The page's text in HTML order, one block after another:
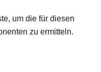
um die für diesen
zu ermitteln.